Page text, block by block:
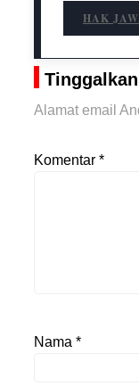
HAK
Alamat email
Komentar *
Nama *